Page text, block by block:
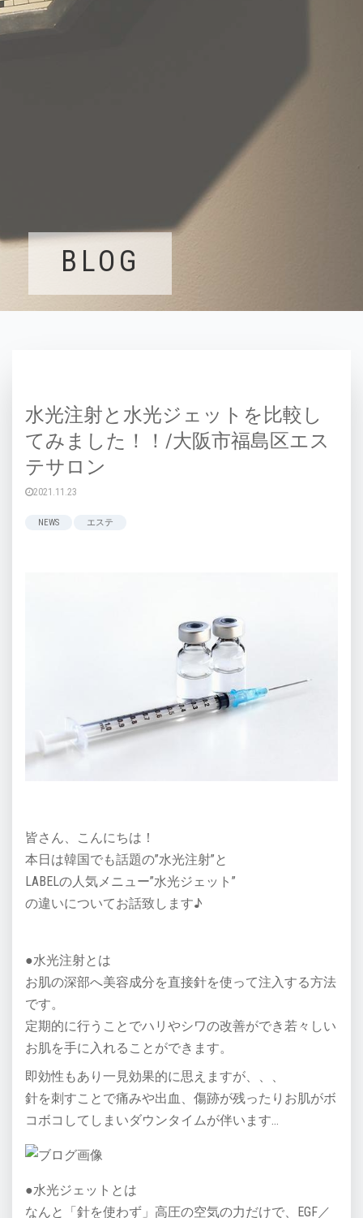
BLOG
水光注射と水光ジェットを比較し
てみました！！/大阪市福島区エス
テサロン
2021.11.23
NEWS エステ
皆さん、こんにちは！
本日は韓国でも話題の”水光注射”と
LABELの人気メニュー”水光ジェット”
の違いについてお話致します♪
●水光注射とは
お肌の深部へ美容成分を直接針を使って注入する方法
です。
定期的に行うことでハリやシワの改善ができ若々しい
お肌を手に入れることができます。
即効性もあり一見効果的に思えますが、、、
針を刺すことで痛みや出血、傷跡が残ったりお肌がボ
コボコしてしまいダウンタイムが伴います…
●水光ジェットとは
なんと「針を使わず」高圧の空気の力だけで、EGF／